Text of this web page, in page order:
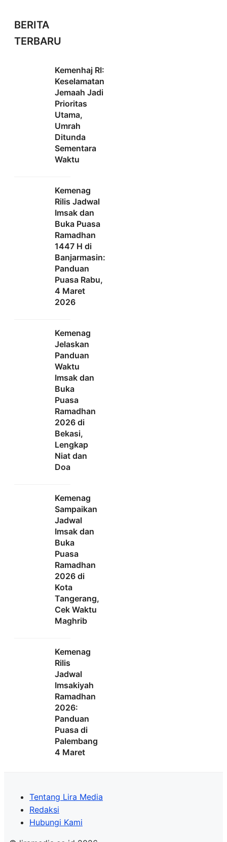
BERITA
TERBARU
Kemenhaj RI:
Keselamatan
Jemaah Jadi
Prioritas
Utama,
Umrah
Ditunda
Sementara
Waktu
Kemenag
Rilis Jadwal
Imsak dan
Buka Puasa
Ramadhan
1447 H di
Banjarmasin:
Panduan
Puasa Rabu,
4 Maret
2026
Kemenag
Jelaskan
Panduan
Waktu
Imsak dan
Buka
Puasa
Ramadhan
2026 di
Bekasi,
Lengkap
Niat dan
Doa
Kemenag
Sampaikan
Jadwal
Imsak dan
Buka
Puasa
Ramadhan
2026 di
Kota
Tangerang,
Cek Waktu
Maghrib
Kemenag
Rilis
Jadwal
Imsakiyah
Ramadhan
2026:
Panduan
Puasa di
Palembang
4 Maret
Tentang Lira Media
Redaksi
Hubungi Kami